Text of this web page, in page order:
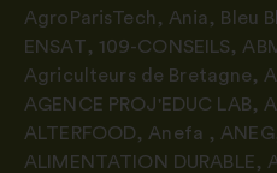
AgroParisTech , Ania , Bleu
ENSAT, 109-CONSEILS,
Agriculteurs de Bretagne,
AGENCE PROJ'EDUC LAB,
ALTERFOOD, Anefa , ANEG
ALIMENTATION DURABLE,